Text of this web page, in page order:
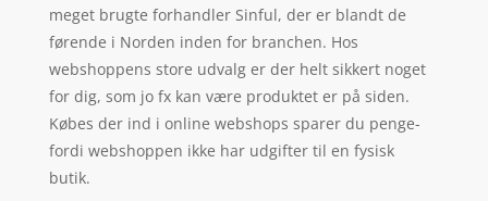
meget brugte forhandler Sinful, der er blandt de
førende i Norden inden for branchen. Hos
webshoppens store udvalg er der helt sikkert noget
for dig, som jo fx kan være produktet er på siden.
Købes der ind i online webshops sparer du penge-
fordi webshoppen ikke har udgifter til en fysisk
butik.